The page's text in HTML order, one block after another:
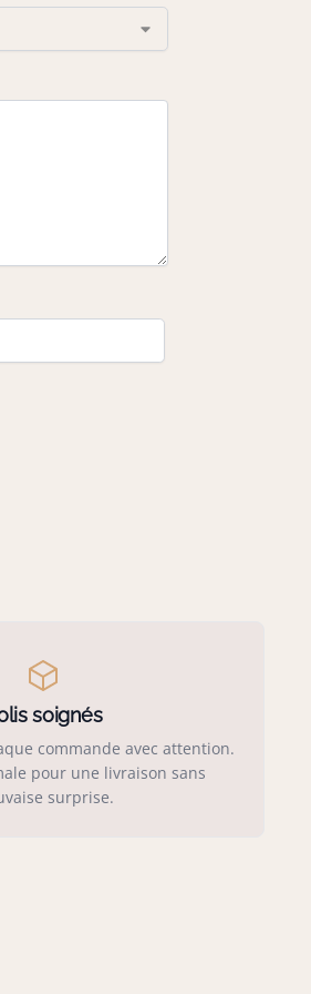
soignés
commande avec attention.
pour une livraison sans
surprise.